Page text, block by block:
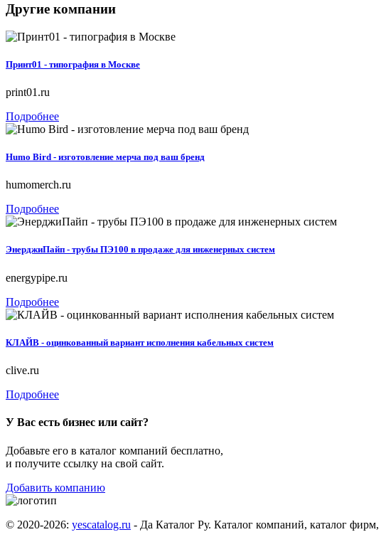
Другие компании
Принт01 - типография в Москве
print01.ru
Подробнее
Humo Bird - изготовление мерча под ваш бренд
humomerch.ru
Подробнее
ЭнерджиПайп - трубы ПЭ100 в продаже для инженерных систем
energypipe.ru
Подробнее
КЛАЙВ - оцинкованный вариант исполнения кабельных систем
clive.ru
Подробнее
У Вас есть бизнес или сайт?
Добавьте его в каталог компаний бесплатно,
и получите ссылку на свой сайт.
Добавить компанию
© 2020-2026: yescatalog.ru - Да Каталог Ру. Каталог компаний, каталог фирм,